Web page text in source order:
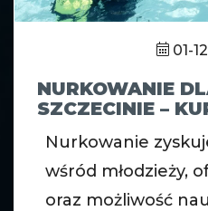
01-
NURKOWANIE
SZCZECINIE –
Nurkowanie
wśród młodzieży,
oraz możliwość